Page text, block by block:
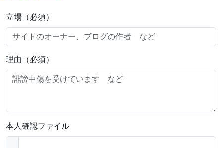
立場（必須）
理由（必須）
本人確認ファイル